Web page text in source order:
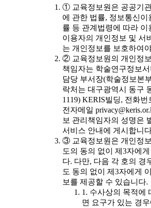
① 교육정보원은 공공기
에 관한 법률, 정보통신이
률 등 관계법령에 따라
이용자의 개인정보 및 서
는 개인정보를 보호하여
② 교육정보원의 개인정
책임자는 학술연구정보
담당 부서장(학술정보본
락처는 대구광역시 동구
1119) KERIS빌딩, 전화번
전자메일
보 관리책임자의 성명은
서비스 안내에 게시합니
③ 교육정보원은 개인정
도의 동의 없이 제3자에
다. 다만, 다음 각 호의 경
도 동의 없이 제3자에게
보를 제공할 수 있습니다.
1. 수사상의 목적에
면 요구가 있는 경